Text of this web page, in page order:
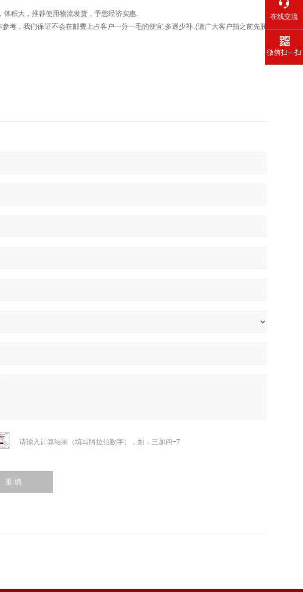
积大，推荐使用物流发货，予您经济实惠.
考，我们保证不会在邮费上占客户一分一毛的便宜.多退少补.(请广大客户拍之前先联
请输入计算结果（填写阿拉伯数字），如：三加四=7
在线交流
微信扫一扫